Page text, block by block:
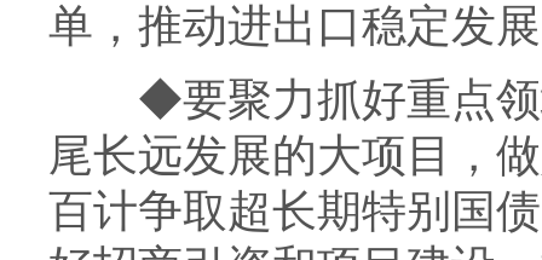
单，推动进出口稳定发
◆要聚力抓好重点
尾长远发展的大项目，
百计争取超长期特别国